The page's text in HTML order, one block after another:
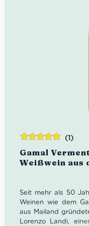
Gamal
Weißwein aus
(1)
Seit mehr als 50
Weinen wie dem
aus Mailand
Lorenzo Landi,
Bewertet
mit5.00von
5